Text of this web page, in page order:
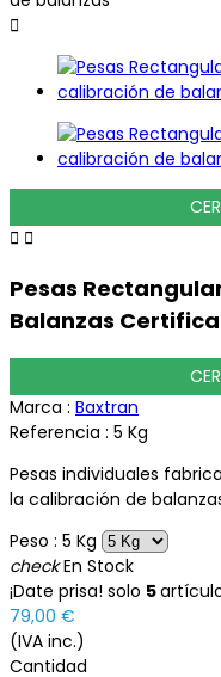

 
Pesas
Balanzas
Marca : Baxtran
Referencia : 5 Kg
Pesas individuales
la calibración de
Peso : 5 Kg
checkEn Stock
¡Date prisa! solo 5
79,00 €
(IVA inc.)
Cantidad